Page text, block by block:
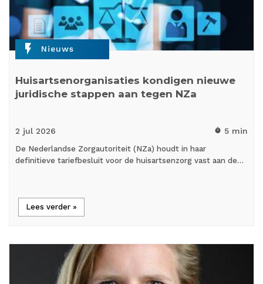
flash_on Nieuws
Huisartsenorganisaties kondigen nieuwe
juridische stappen aan tegen NZa
2 jul 2026 timer 5 min
De Nederlandse Zorgautoriteit (NZa) houdt in haar
definitieve tariefbesluit voor de huisartsenzorg vast aan de…
Lees verder »